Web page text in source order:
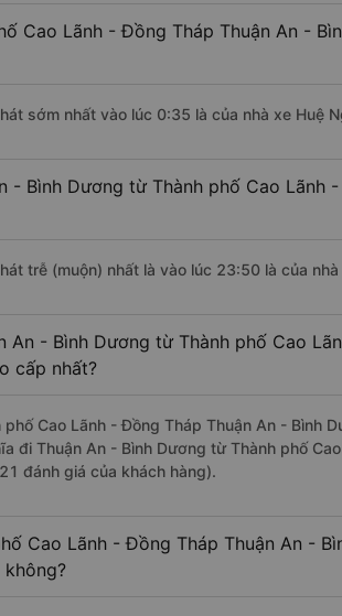
Cao Lãnh - Đồng Tháp Thuận An -
sớm nhất vào lúc 0:35 là của nhà xe Huệ
- Bình Dương từ Thành phố Cao Lãnh
trễ (muộn) nhất là vào lúc 23:50 là của nhà
An - Bình Dương từ Thành phố Cao
cấp nhất?
Cao Lãnh - Đồng Tháp Thuận An - Bình
đi Thuận An - Bình Dương từ Thành phố
đánh giá của khách hàng).
Cao Lãnh - Đồng Tháp Thuận An -